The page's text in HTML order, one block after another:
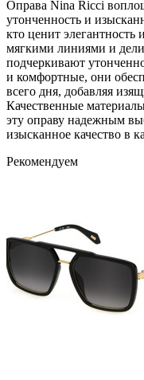
Оправа Nina Ricci
утонченность и
кто ценит
мягкими линиями и
подчеркивают
и комфортные, они
всего дня, добавляя
Качественные
эту оправу надежным
изысканное качество в
Рекомендуем